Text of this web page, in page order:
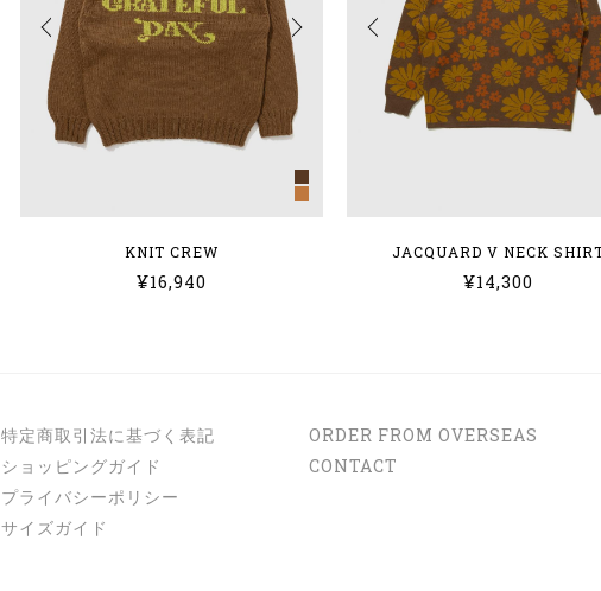
KNIT CREW
¥16,940
JACQUARD V NECK
¥14,300
特定商取引法に基づく表記
ショッピングガイド
プライバシーポリシー
サイズガイド
ORDER FROM OVERSEAS
CONTACT